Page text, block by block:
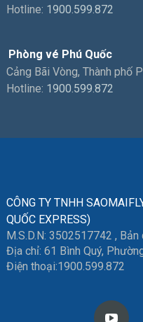
Hotline: 1900.599.872
Phòng vé Phú Quốc
Cảng Bãi Vòng, Thành phố
Hotline: 1900.599.872
CÔNG TY TNHH
QUỐC EXPRESS)
M.S.D.N: 3502517742 , Bản
Địa chỉ: 61 Bình Quý,
Điện thoại:1900.599.872